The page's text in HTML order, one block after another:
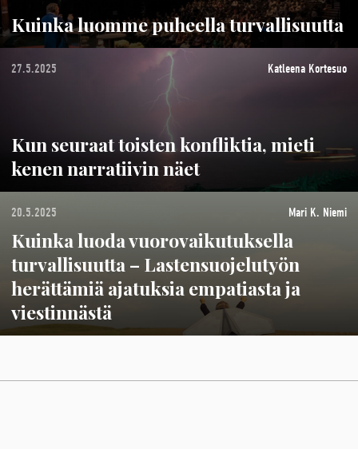
Kuinka luomme puheella turvallisuutta
27.5.2025 Katleena Kortesuo
Kun seuraat toisten konfliktia, mieti
kenen narratiivin näet
20.5.2025 Mari K. Niemi
Kuinka luoda vuorovaikutuksella
turvallisuutta – Lastensuojelutyön
herättämiä ajatuksia empatiasta ja
viestinnästä